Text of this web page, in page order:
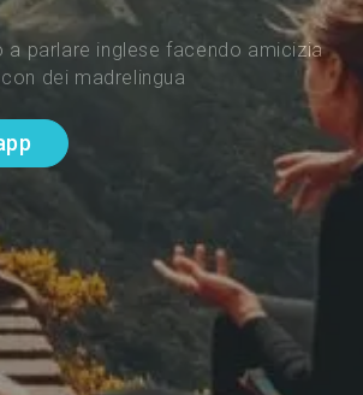
a parlare inglese facendo amicizia
con dei madrelingua